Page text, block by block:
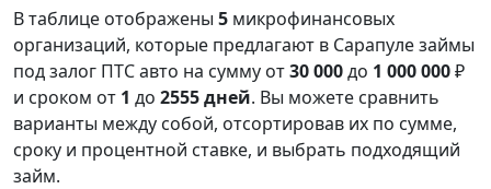
В таблице отображены 5 микрофинансовых
организаций, которые предлагают в Сарапуле займы
под залог ПТС авто на сумму от30 000до 1 000 000₽
и сроком от 1 до 2555дней. Вы можете сравнить
варианты между собой, отсортировав их по сумме,
сроку и процентной ставке, и выбрать подходящий
займ.